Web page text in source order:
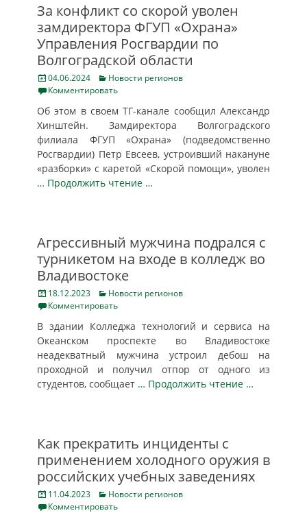
За конфликт со скорой уволен
замдиректора ФГУП «Охрана»
Управления Росгвардии по
Волгоградской области
Posted
on
04.06.2024 Categories
Новости регионов
Комментировать
Об этом в своем ТГ-канале сообщил Александр
Хинштейн. Замдиректора Волгоградского
филиала ФГУП «Охрана» (подведомственно
Росгвардии) Петр Евсеев, устроивший накануне
«разборки» с каретой «Скорой помощи», уволен
… Продолжить чтение …
Агрессивный мужчина подрался с
турникетом на входе в колледж во
Владивостоке
Posted
on
18.12.2023 Categories
Новости регионов
Комментировать
В здании Колледжа технологий и сервиса на
Океанском проспекте во Владивостоке
неадекватный мужчина устроил дебош на
проходной и получил отпор от одного из
студентов, сообщает … Продолжить чтение …
Как прекратить инциденты с
применением холодного оружия в
российских учебных заведениях
Posted
on
11.04.2023 Categories
Новости регионов
Комментировать